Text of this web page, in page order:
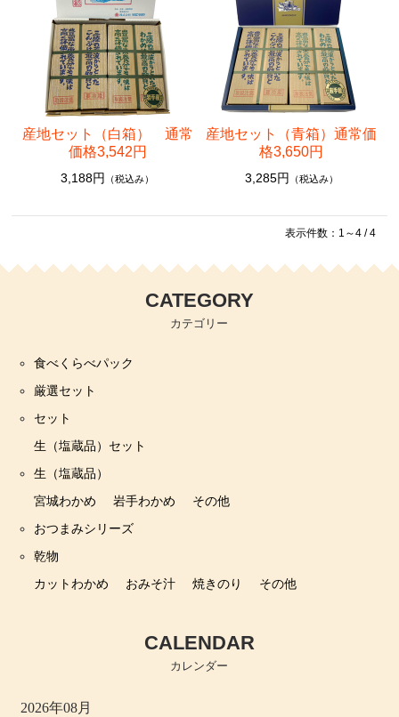
産地セット（白箱） 通常
価格3,542円
3,188円 （税込み）
産地セット（青箱）通常価
格3,650円
3,285円 （税込み）
表示件数：1～4 / 4
CATEGORY
カテゴリー
食べくらべパック
厳選セット
セット
生（塩蔵品）セット
生（塩蔵品）
宮城わかめ
岩手わかめ
その他
おつまみシリーズ
乾物
カットわかめ
おみそ汁 焼きのり その他
CALENDAR
カレンダー
2026年08月